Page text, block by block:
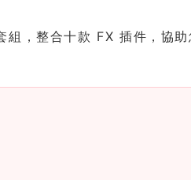
整合十款 FX 插件，協助